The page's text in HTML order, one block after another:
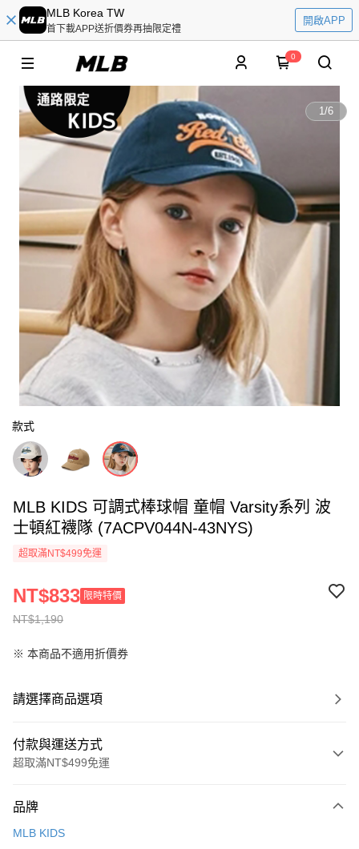
MLB Korea TW
首下載APP送折價券再抽限定禮
開啟APP
0
1/6
款式
MLB KIDS 可調式棒球帽 童帽 Varsity系列 波
士頓紅襪隊 (7ACPV044N-43NYS)
超取滿NT$499免運
NT$1,190
NT$833 限時特價
※ 本商品不適用折價券
請選擇商品選項
付款與運送方式
超取滿NT$499免運
信用卡一次付款
品牌
MLB KIDS